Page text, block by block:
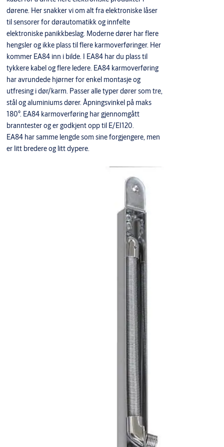
dørene. Her snakker vi om alt fra elektroniske låser
til sensorer for dørautomatikk og innfelte
elektroniske panikkbeslag. Moderne dører har flere
hengsler og ikke plass til flere karmoverføringer. Her
kommer EA84 inn i bilde. I EA84 har du plass til
tykkere kabel og flere ledere. EA84 karmoverføring
har avrundede hjørner for enkel montasje og
utfresing i dør/karm. Passer alle typer dører som tre,
stål og aluminiums dører. Åpningsvinkel på maks
180°. EA84 karmoverføring har gjennomgått
branntester og er godkjent opp til E/EI120.
EA84 har samme lengde som sine forgjengere, men
er litt bredere og litt dypere.